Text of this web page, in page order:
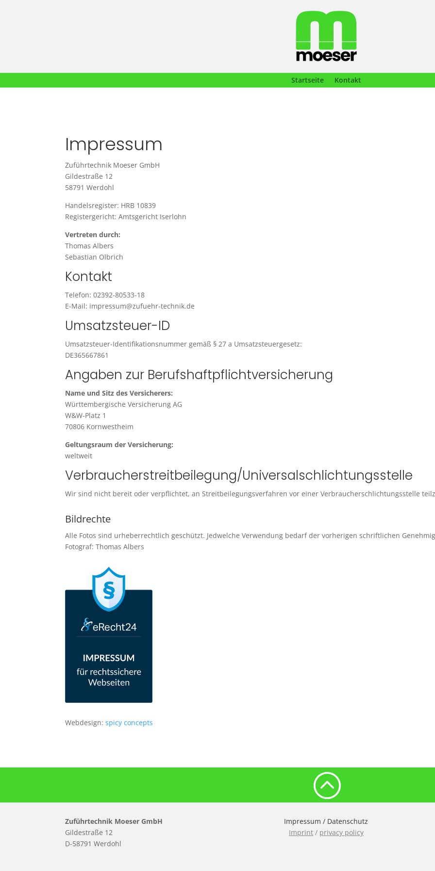
Startseite Kontakt
Impressum
Zuführtechnik Moeser GmbH
Gildestraße 12
58791 Werdohl
Handelsregister: HRB 10839
Registergericht: Amtsgericht Iserlohn
Vertreten durch:
Thomas Albers
Sebastian Olbrich
Kontakt
Telefon: 02392-80533-18
E-Mail: impressum@zufuehr-technik.de
Umsatzsteuer-ID
Umsatzsteuer-Identifikationsnummer gemäß § 27 a Umsatzsteuergesetz:
DE365667861
Angaben zur Berufs­haftpflicht­versicherung
Name und Sitz des Versicherers:
Württembergische Versicherung AG
W&W-Platz 1
70806 Kornwestheim
Geltungsraum der Versicherung:
weltweit
Verbraucher­streit­beilegung/Universal­schlichtungs­stelle
Wir sind nicht bereit oder verpflichtet, an Streitbeilegungsverfahren vor einer Verbraucherschlichtungsstelle
Bildrechte
Alle Fotos sind urheberrechtlich geschützt. Jedwelche Verwendung bedarf der vorherigen schriftlichen
Fotograf: Thomas Albers
Webdesign:spicy concepts
:
Zuführtechnik Moeser GmbH
Gildestraße 12
D-58791 Werdohl
Impressum / Datenschutz
Imprint/ privacy policy